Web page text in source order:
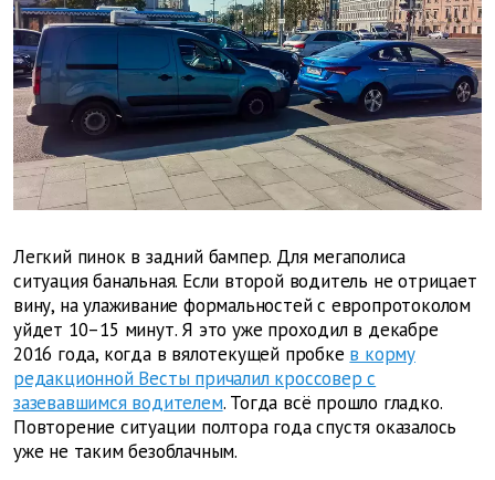
Легкий пинок в задний бампер. Для мегаполиса
ситуация банальная. Если второй водитель не отрицает
вину, на улаживание формальностей с европротоколом
уйдет 10–15 минут. Я это уже проходил в декабре
2016 года, когда в вялотекущей пробке в корму
редакционной Весты причалил кроссовер с
зазевавшимся водителем. Тогда всё прошло гладко.
Повторение ситуации полтора года спустя оказалось
уже не таким безоблачным.